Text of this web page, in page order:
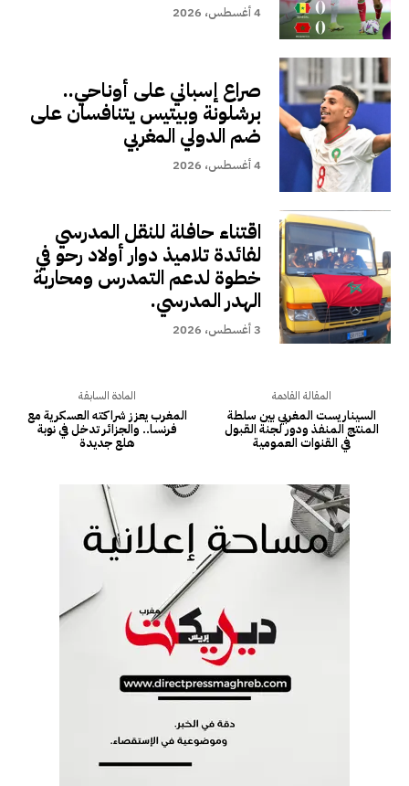
4 أغسطس، 2026
صراع إسباني على أوناحي..
برشلونة وبيتيس يتنافسان على
ضم الدولي المغربي
4 أغسطس، 2026
اقتناء حافلة للنقل المدرسي
لفائدة تلاميذ دوار أولاد رحو في
خطوة لدعم التمدرس ومحاربة
الهدر المدرسي.
3 أغسطس، 2026
المادة السابقة
المغرب يعزز شراكته العسكرية مع
فرنسا.. والجزائر تدخل في نوبة
هلع جديدة
المقالة القادمة
السيناريست المغربي بين سلطة
المنتج المنفذ ودور لجنة القبول
في القنوات العمومية